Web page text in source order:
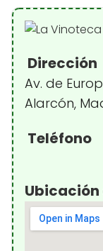
Dirección
Av. de
Alarcón,
Teléfono
Ubicación